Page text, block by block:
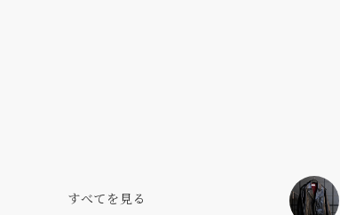
すべてを見る